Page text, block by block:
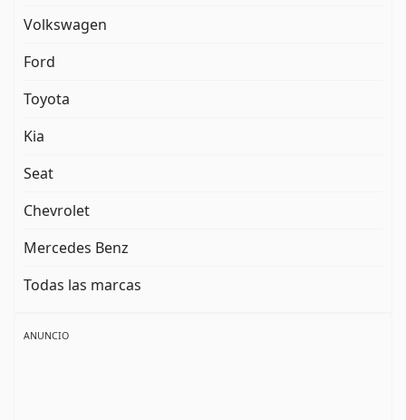
Volkswagen
Ford
Toyota
Kia
Seat
Chevrolet
Mercedes Benz
Todas las marcas
ANUNCIO